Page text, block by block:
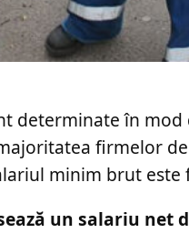
determinate în
firmelor
minim brut este
un salariu net